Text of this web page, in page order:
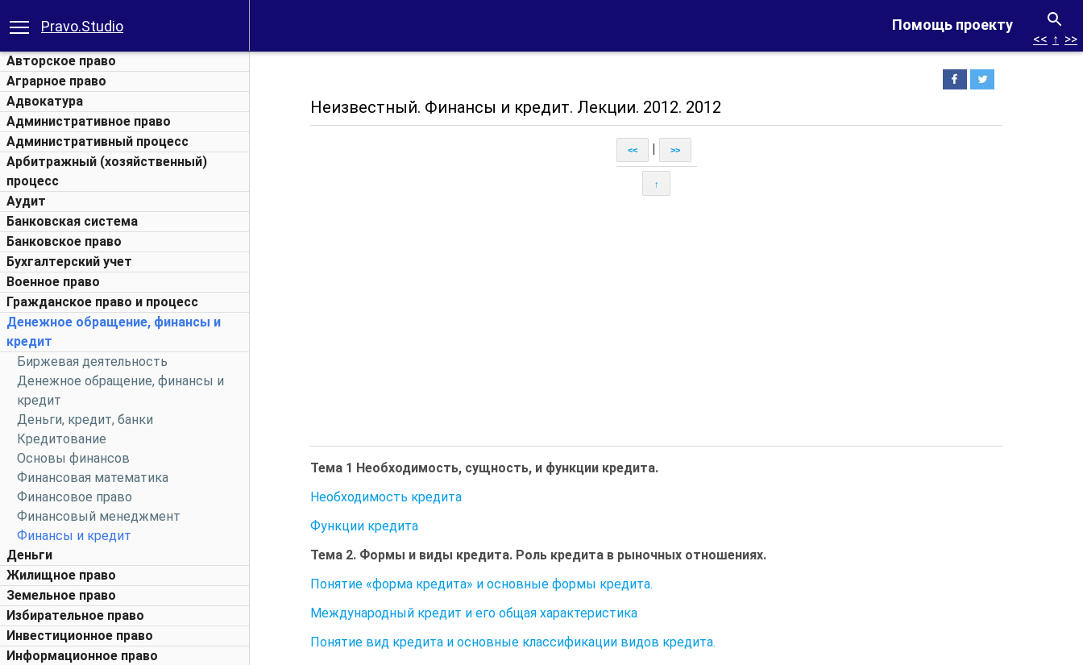
Помощь проекту
Pravo.Studio
Авторское право
Аграрное право
Адвокатура
Административное право
Административный процесс
Арбитражный (хозяйственный)
процесс
Аудит
Банковская система
Банковское право
Бухгалтерский учет
Военное право
Гражданское право и процесс
Денежное обращение, финансы и
кредит
Биржевая деятельность
Денежное обращение, финансы и
кредит
Деньги, кредит, банки
Кредитование
Основы финансов
Финансовая математика
Финансовое право
Финансовый менеджмент
Финансы и кредит
Деньги
Жилищное право
Земельное право
Избирательное право
Инвестиционное право
Информационное право
<< ↑ >>
Неизвестный. Финансы и кредит. Лекции. 2012. 2012
<< >>
↑
Тема 1 Необходимость, сущность, и функции кредита.
Необходимость кредита
Функции кредита
Тема 2. Формы и виды кредита. Роль кредита в рыночных отношениях.
Понятие «форма кредита» и основные формы кредита.
Международный кредит и его общая характеристика
Понятие вид кредита и основные классификации видов кредита.